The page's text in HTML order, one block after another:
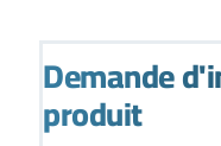
Demande
produit